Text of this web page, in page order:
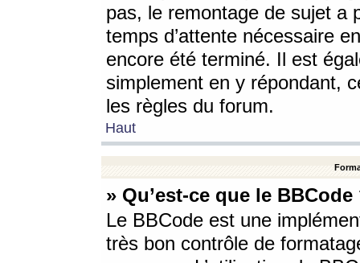
pas, le remontage de sujet a
temps d’attente nécessaire
encore été terminé. Il est
simplement en y répondant,
les règles du forum.
Haut
» Qu’est-ce que le BBCode
Le BBCode est une
très bon contrôle de